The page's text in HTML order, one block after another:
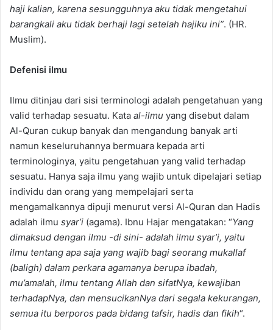
haji kalian, karena sesungguhnya aku tidak mengetahui
barangkali aku tidak berhaji lagi setelah hajiku ini”. (HR.
Muslim).
Defenisi ilmu
Ilmu ditinjau dari sisi terminologi adalah pengetahuan yang
valid terhadap sesuatu. Kata al-ilmu yang disebut dalam
Al-Quran cukup banyak dan mengandung banyak arti
namun keseluruhannya bermuara kepada arti
terminologinya, yaitu pengetahuan yang valid terhadap
sesuatu. Hanya saja ilmu yang wajib untuk dipelajari setiap
individu dan orang yang mempelajari serta
mengamalkannya dipuji menurut versi Al-Quran dan Hadis
adalah ilmu syar’i (agama). Ibnu Hajar mengatakan: “Yang
dimaksud dengan ilmu -di sini- adalah ilmu syar’i, yaitu
ilmu tentang apa saja yang wajib bagi seorang mukallaf
(baligh) dalam perkara agamanya berupa ibadah,
mu’amalah, ilmu tentang Allah dan sifatNya, kewajiban
terhadapNya, dan mensucikanNya dari segala kekurangan,
semua itu berporos pada bidang tafsir, hadis dan fikih“.